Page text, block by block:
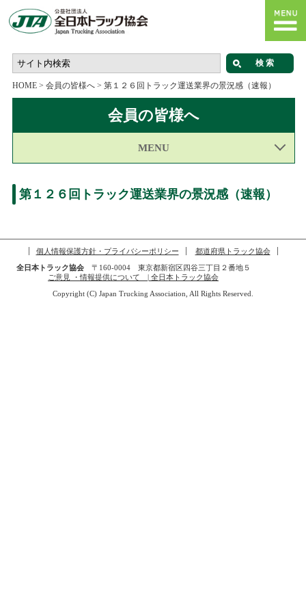
HOME> 会員の皆様へ> 第１２６回トラック運送業界の景況感（速報）
会員の皆様へ
MENU
第１２６回トラック運送業界の景況感（速報）
個人情報保護方針・プライバシーポリシー
都道府県トラック協会
全日本トラック協会〒160-0004 東京都新宿区四谷三丁目２番地５
ご意見 ・情報提供について | 全日本トラック協会
Copyright (C) Japan Trucking Association, All Rights Reserved.